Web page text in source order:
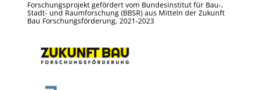
Forschungsprojekt gefördert vom Bundesinstitut für Bau-,
Stadt- und Raumforschung (BBSR) aus Mitteln der Zukunft
Bau Forschungsförderung, 2021-2023